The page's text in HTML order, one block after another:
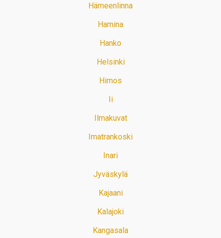
Hämeenlinna
Hamina
Hanko
Helsinki
Himos
Ii
Ilmakuvat
Imatrankoski
Inari
Jyväskylä
Kajaani
Kalajoki
Kangasala